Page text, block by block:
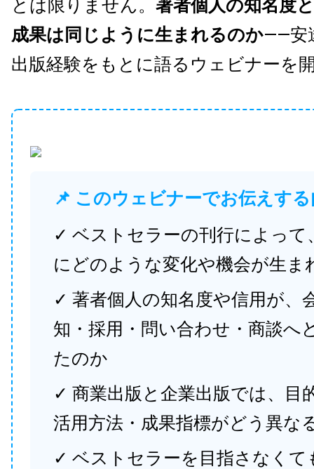
とは限りません。 著者個人の知名度
成果は同じように生まれるのか——安
出版経験をもとに語るウェビナーを
📌 このウェビナーでお伝えす
✓ ベストセラーの刊行によって
にどのような変化や機会が生ま
✓ 著者個人の知名度や信用が、
知・採用・問い合わせ・商談へ
たのか
✓ 商業出版と企業出版では、目
活用方法・成果指標がどう異な
✓ ベストセラーを目指さなくて